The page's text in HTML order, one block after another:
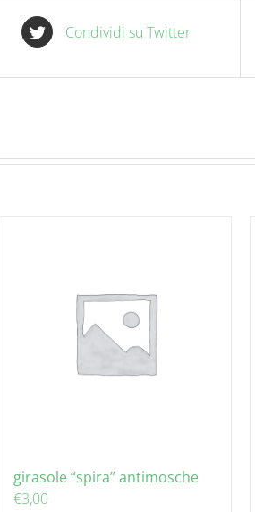
Condividi su Twitter
girasole “spira” antimosche
€3,00